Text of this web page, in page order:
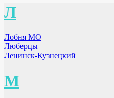
Л
Лобня МО
Люберцы
Ленинск-Кузнецкий
М